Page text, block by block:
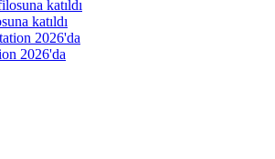
katıldı
2026'da